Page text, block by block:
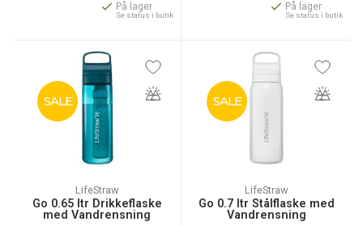
På lager
Se status i butik
På lager
Se status i butik
SALE
LifeStraw
Go 0.65 ltr Drikkeflaske
med Vandrensning
SALE
LifeStraw
Go 0.7 ltr Stålflaske med
Vandrensning